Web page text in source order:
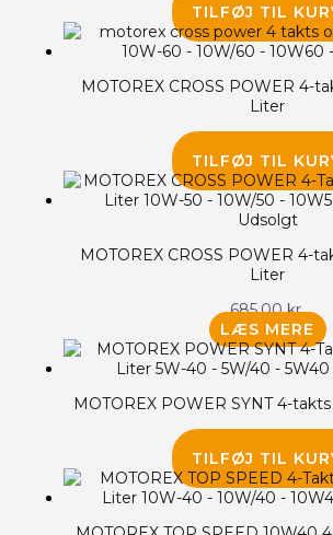
TILFØJ TIL
MOTOREX CROSS POWER 4-
Liter
TILFØJ TIL
Udsolgt
MOTOREX CROSS POWER 4-
Liter
685.00kr.
LÆS MERE
MOTOREX POWER SYNT 4-
TILFØJ TIL